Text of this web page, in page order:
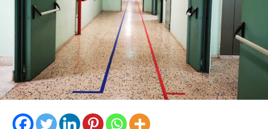
durata del servizio. Il progetto – aggiunge il dott. Licata
– sarà interamente finanziato dal Comune di Latina e
costruito attraverso una proficua collaborazione tra
istituzioni”.